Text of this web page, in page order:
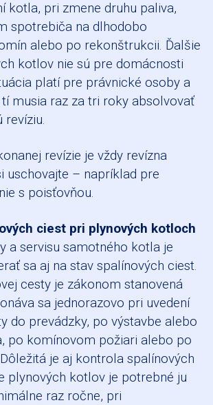
kotla, pri zmene druhu paliva,
spotrebiča na dlhodobo
alebo po rekonštrukcii. Ďalšie
kotlov nie sú pre domácnosti
platí pre právnické osoby a
musia raz za tri roky absolvovať
revíziu.
revízie je vždy revízna
uschovajte – napríklad pre
s poisťovňou.
ciest pri plynových kotloch
a servisu samotného kotla je
sa aj na stav spalínových ciest.
cesty je zákonom stanovená
sa jednorazovo pri uvedení
do prevádzky, po výstavbe alebo
po komínovom požiari alebo po
je aj kontrola spalínových
plynových kotlov je potrebné ju
raz ročne, pri